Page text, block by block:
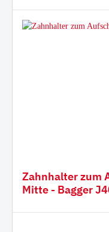
Zahnhalter zum
Mitte - Bagger